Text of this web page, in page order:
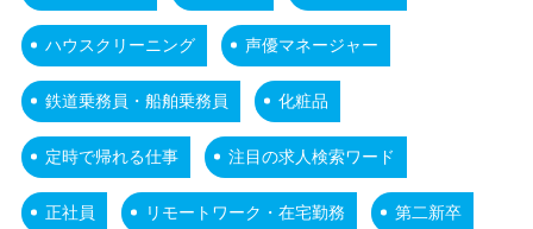
ハウスクリーニング 声優マネージャー
鉄道乗務員・船舶乗務員 化粧品
定時で帰れる仕事 注目の求人検索ワード
正社員 リモートワーク・在宅勤務 第二新卒